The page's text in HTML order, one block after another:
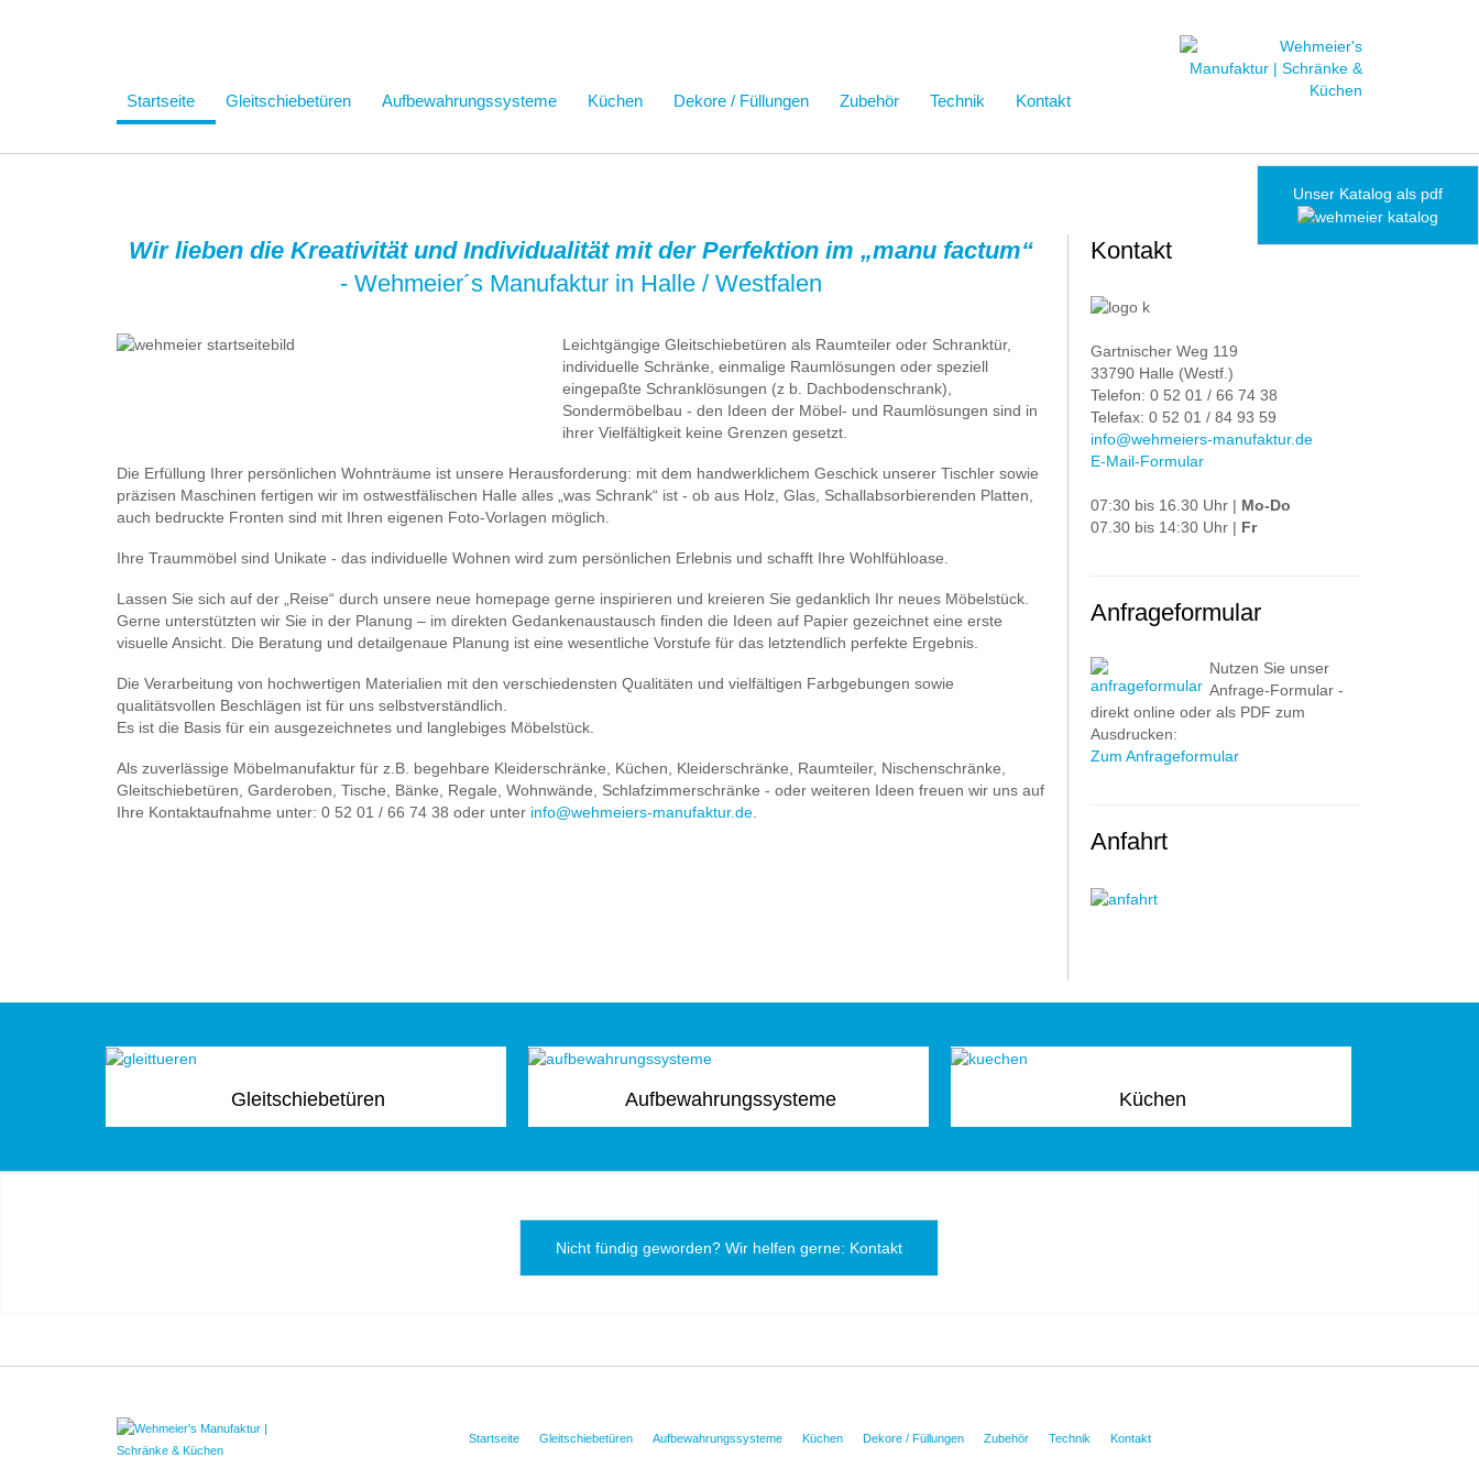
Startseite Gleitschiebetüren Aufbewahrungssysteme Küchen Dekore / Füllungen Zubehör Technik Kontakt
Wir lieben die Kreativität und Individualität mit der Perfektion im „manu factum“
- Wehmeier´s Manufaktur in Halle / Westfalen
Leichtgängige Gleitschiebetüren als Raumteiler oder Schranktür,
individuelle Schränke, einmalige Raumlösungen oder speziell
eingepaßte Schranklösungen (z b. Dachbodenschrank),
Sondermöbelbau - den Ideen der Möbel- und Raumlösungen sind in
ihrer Vielfältigkeit keine Grenzen gesetzt.
Die Erfüllung Ihrer persönlichen Wohnträume ist unsere Herausforderung: mit dem handwerklichem Geschick unserer Tischler sowie
präzisen Maschinen fertigen wir im ostwestfälischen Halle alles „was Schrank“ ist - ob aus Holz, Glas, Schallabsorbierenden Platten,
auch bedruckte Fronten sind mit Ihren eigenen Foto-Vorlagen möglich.
Ihre Traummöbel sind Unikate - das individuelle Wohnen wird zum persönlichen Erlebnis und schafft Ihre Wohlfühloase.
Lassen Sie sich auf der „Reise“ durch unsere neue homepage gerne inspirieren und kreieren Sie gedanklich Ihr neues Möbelstück.
Gerne unterstützten wir Sie in der Planung – im direkten Gedankenaustausch finden die Ideen auf Papier gezeichnet eine erste
visuelle Ansicht. Die Beratung und detailgenaue Planung ist eine wesentliche Vorstufe für das letztendlich perfekte Ergebnis.
Die Verarbeitung von hochwertigen Materialien mit den verschiedensten Qualitäten und vielfältigen Farbgebungen sowie
qualitätsvollen Beschlägen ist für uns selbstverständlich.
Es ist die Basis für ein ausgezeichnetes und langlebiges Möbelstück.
Als zuverlässige Möbelmanufaktur für z.B. begehbare Kleiderschränke, Küchen, Kleiderschränke, Raumteiler, Nischenschränke,
Gleitschiebetüren, Garderoben, Tische, Bänke, Regale, Wohnwände, Schlafzimmerschränke - oder weiteren Ideen freuen wir uns auf
Ihre Kontaktaufnahme unter: 0 52 01 / 66 74 38 oder unter info@wehmeiers-manufaktur.de
Unser Katalog als pdf
Kontakt
Gartnischer Weg 119
33790 Halle (Westf.)
Telefon: 0 52 01 / 66 74 38
Telefax: 0 52 01 / 84 93 59
info@wehmeiers-manufaktur.de
E-Mail-Formular
07:30 bis 16.30 Uhr | Mo-Do
07.30 bis 14:30 Uhr | Fr
Anfrageformular
Nutzen Sie unser
Anfrage-Formular -
direkt online oder als PDF zum
Ausdrucken:
Zum Anfrageformular
Anfahrt
Gleitschiebetüren Aufbewahrungssysteme Küchen
Nicht fündig geworden? Wir helfen gerne: Kontakt
Startseite Gleitschiebetüren Aufbewahrungssysteme Küchen Dekore / Füllungen Zubehör Technik Kontakt